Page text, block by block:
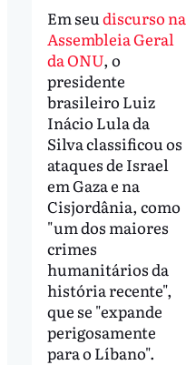
Em seu discurso na
Assembleia Geral
da ONU, o
presidente
brasileiro Luiz
Inácio Lula da
Silva classificou os
ataques de Israel
em Gaza e na
Cisjordânia, como
"um dos maiores
crimes
humanitários da
história recente",
que se "expande
perigosamente
para o Líbano".